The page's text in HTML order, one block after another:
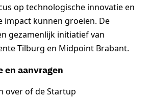
op technologische innovatie en
impact kunnen groeien. De
gezamenlijk initiatief van
Tilburg en Midpoint Brabant.
en aanvragen
over of de Startup